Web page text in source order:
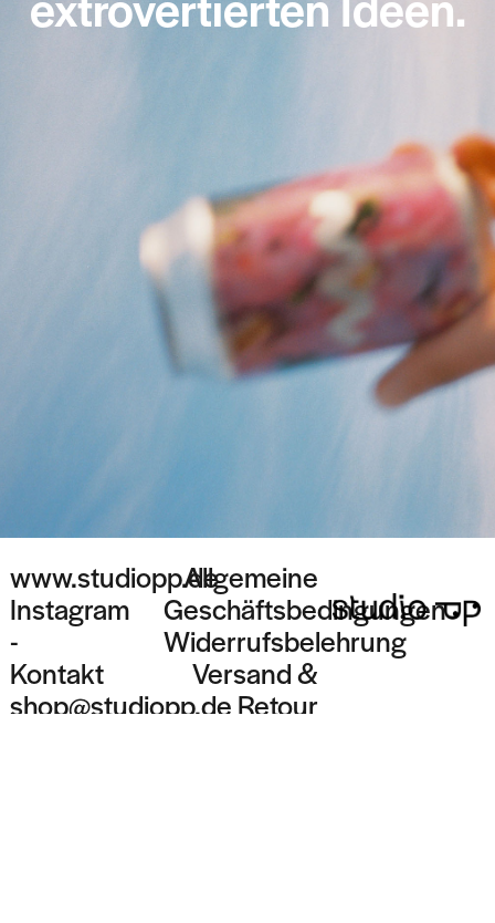
www.studiopp.de
Instagram
-
Kontakt
shop@studiopp.de
Allgemeine
Geschäftsbedingungen
Widerrufsbelehrung
Versand &
Retour